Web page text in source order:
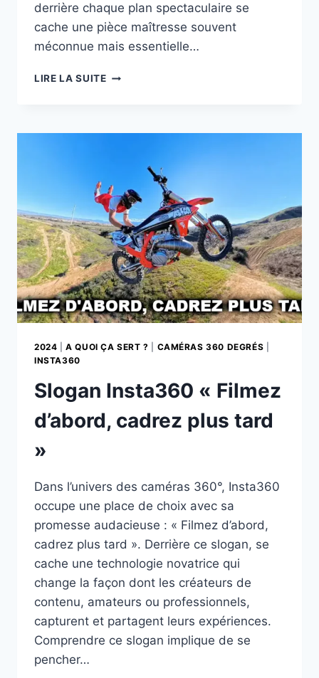
derrière chaque plan spectaculaire se
cache une pièce maîtresse souvent
méconnue mais essentielle…
LIRE LA SUITEIMPORTANCE
LES
D’ACTION
360
2024 |A QUOI ÇA SERT ? CAMÉRAS 360 DEGRÉS
INSTA360
Slogan Insta360 « Filmez
d’abord, cadrez plus tard
»
Dans l’univers des caméras 360°, Insta360
occupe une place de choix avec sa
promesse audacieuse : « Filmez d’abord,
cadrez plus tard ». Derrière ce slogan, se
cache une technologie novatrice qui
change la façon dont les créateurs de
contenu, amateurs ou professionnels,
capturent et partagent leurs expériences.
Comprendre ce slogan implique de se
pencher…